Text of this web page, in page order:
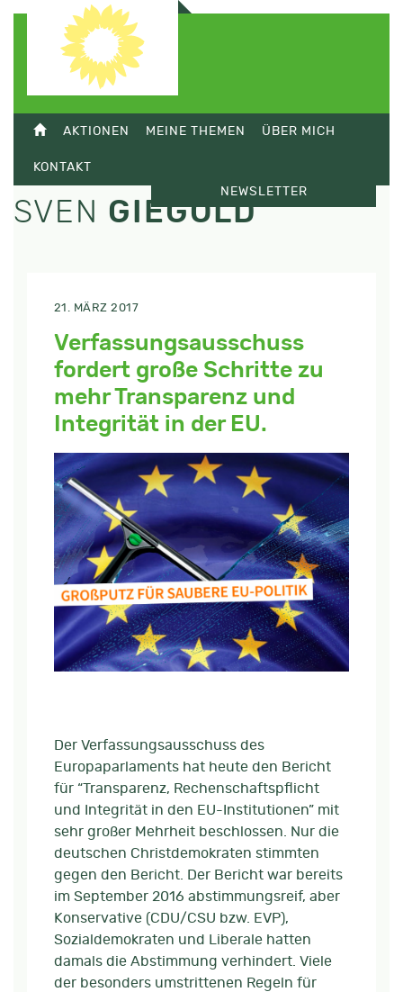
AKTIONEN MEINE THEMEN ÜBER MICH
KONTAKT
NEWSLETTER
SVEN GIEGOLD
21. MÄRZ 2017
Verfassungsausschuss
fordert große Schritte zu
mehr Transparenz und
Integrität in der EU.
Der Verfassungsausschuss des
Europaparlaments hat heute den Bericht
für “Transparenz, Rechenschaftspflicht
und Integrität in den EU-Institutionen” mit
sehr großer Mehrheit beschlossen. Nur die
deutschen Christdemokraten stimmten
gegen den Bericht. Der Bericht war bereits
im September 2016 abstimmungsreif, aber
Konservative (CDU/CSU bzw. EVP),
Sozialdemokraten und Liberale hatten
damals die Abstimmung verhindert. Viele
der besonders umstrittenen Regeln für